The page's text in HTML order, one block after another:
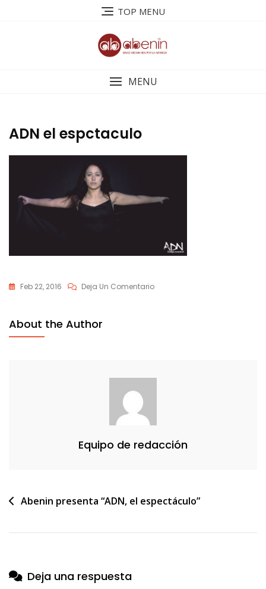
TOP MENU
MENU
ADN el espctaculo
Feb 22, 2016 Deja Un ComentarioEn
About the Author
Equipo de redacción
Navegación
entradas
Abenin presenta “ADN, el espectáculo”
Deja una respuesta